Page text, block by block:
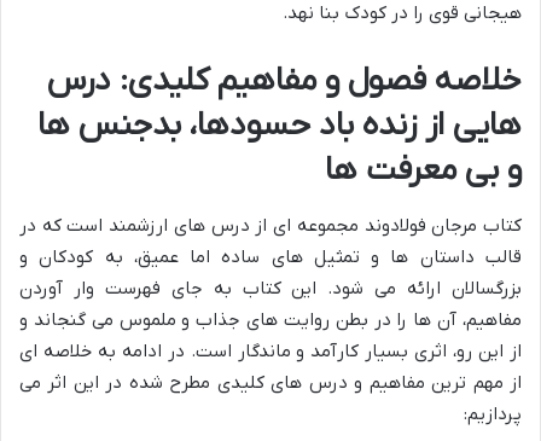
هیجانی قوی را در کودک بنا نهد.
خلاصه فصول و مفاهیم کلیدی: درس
هایی از زنده باد حسودها، بدجنس ها
و بی معرفت ها
کتاب مرجان فولادوند مجموعه ای از درس های ارزشمند است که در
قالب داستان ها و تمثیل های ساده اما عمیق، به کودکان و
بزرگسالان ارائه می شود. این کتاب به جای فهرست وار آوردن
مفاهیم، آن ها را در بطن روایت های جذاب و ملموس می گنجاند و
از این رو، اثری بسیار کارآمد و ماندگار است. در ادامه به خلاصه ای
از مهم ترین مفاهیم و درس های کلیدی مطرح شده در این اثر می
پردازیم: